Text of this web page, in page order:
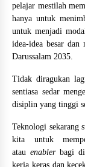
pelajar mestilah
hanya untuk
untuk menjadi
idea-idea besar dan
Darussalam 2035.
Tidak diragukan
sentiasa sedar
disiplin yang tinggi
Teknologi sekarang
kita untuk
atau enablerbagi
kerja keras dan